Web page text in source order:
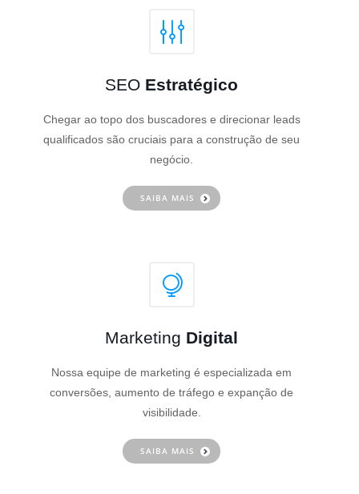
SEO Estratégico
Chegar ao topo dos buscadores e direcionar leads
qualificados são cruciais para a construção de seu
negócio.
SAIBA MAIS
Marketing Digital
Nossa equipe de marketing é especializada em
conversões, aumento de tráfego e expanção de
visibilidade.
SAIBA MAIS